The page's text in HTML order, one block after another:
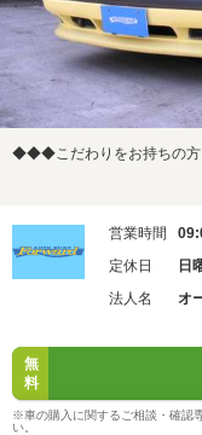
◆◆◆こだわりをお持ちの
営業時間
定休日
日
法人名
オ
無
料
※車の購入に関するご相談・確認
い。